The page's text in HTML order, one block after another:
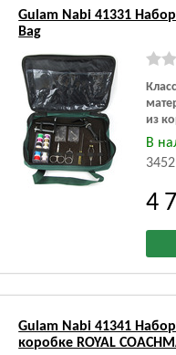
Gulam Nabi 41331
Bag
из
В
4
Gulam Nabi 41341
коробке ROYAL